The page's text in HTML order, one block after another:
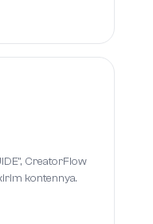
CreatorFlow
kontennya.